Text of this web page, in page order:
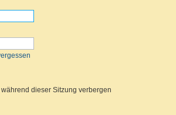
dieser Sitzung verbergen